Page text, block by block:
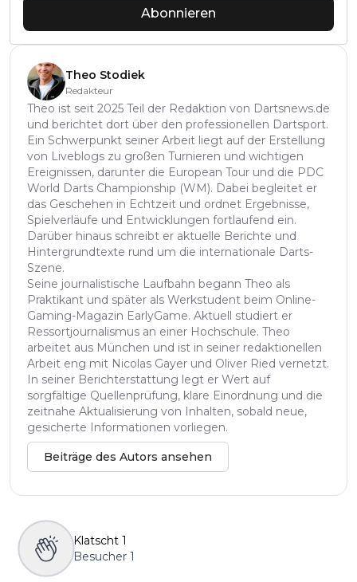
Abonnieren
Theo Stodiek
Redakteur
Theo ist seit 2025 Teil der Redaktion von Dartsnews.de
und berichtet dort über den professionellen Dartsport.
Ein Schwerpunkt seiner Arbeit liegt auf der Erstellung
von Liveblogs zu großen Turnieren und wichtigen
Ereignissen, darunter die European Tour und die PDC
World Darts Championship (WM). Dabei begleitet er
das Geschehen in Echtzeit und ordnet Ergebnisse,
Spielverläufe und Entwicklungen fortlaufend ein.
Darüber hinaus schreibt er aktuelle Berichte und
Hintergrundtexte rund um die internationale Darts-
Szene.
Seine journalistische Laufbahn begann Theo als
Praktikant und später als Werkstudent beim Online-
Gaming-Magazin EarlyGame. Aktuell studiert er
Ressortjournalismus an einer Hochschule. Theo
arbeitet aus München und ist in seiner redaktionellen
Arbeit eng mit Nicolas Gayer und Oliver Ried vernetzt.
In seiner Berichterstattung legt er Wert auf
sorgfältige Quellenprüfung, klare Einordnung und die
zeitnahe Aktualisierung von Inhalten, sobald neue,
gesicherte Informationen vorliegen.
Beiträge des Autors ansehen
Klatscht 1
Besucher 1